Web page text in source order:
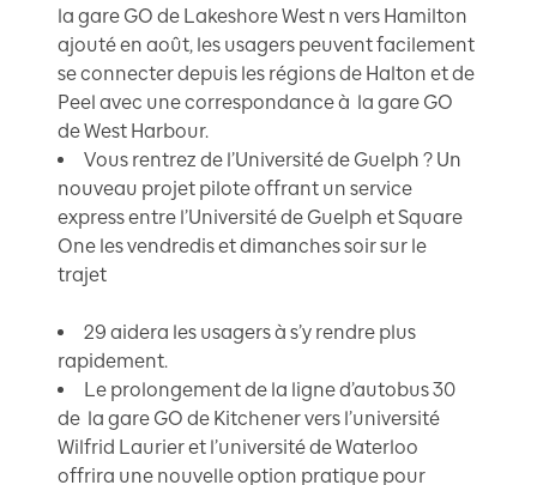
la gare GO de Lakeshore West n vers Hamilton
ajouté en août, les usagers peuvent facilement
se connecter depuis les régions de Halton et de
Peel avec une correspondance à la gare GO
de West Harbour.
Vous rentrez de l’Université de Guelph ? Un
nouveau projet pilote offrant un service
express entre l’Université de Guelph et Square
One les vendredis et dimanches soir sur le
trajet
29 aidera les usagers à s’y rendre plus
rapidement.
Le prolongement de la ligne d’autobus 30
de la gare GO de Kitchener vers l’université
Wilfrid Laurier et l’université de Waterloo
offrira une nouvelle option pratique pour